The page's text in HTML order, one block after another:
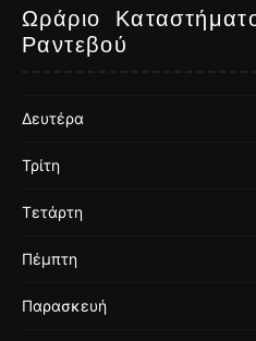
Ωράριο
Ραντεβού
Δευτέρα
Τρίτη
Τετάρτη
Πέμπτη
Παρασκευή